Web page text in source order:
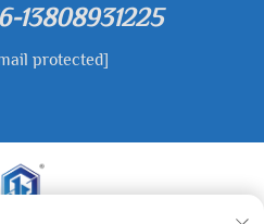
13808931225
protected]